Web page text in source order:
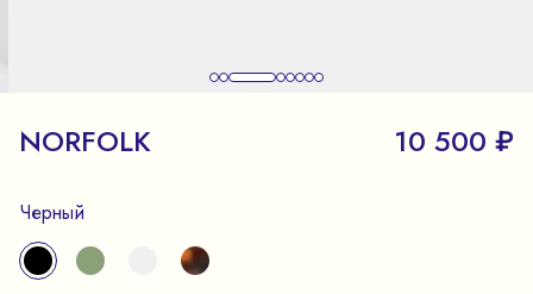
NORFOLK 10 500 ₽
Черный